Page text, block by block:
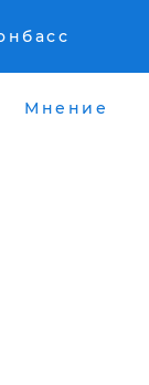
Мнение